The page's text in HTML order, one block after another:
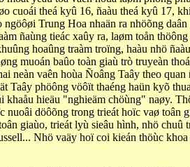
theá kyû 16, ñaàu theá kyû 17,
Trung Hoa nhaän ra nhöõng
ñaùng tieác xaûy ra, laøm toån
hoaûng traàm troïng, haàu nhö
muoán baûo toàn giaù trò truyeàn
vaên hoùa Ñoâng Taây theo
phöông vöôït thaéng haün kyõ
hieäu "nghieäm chöùng" naøy.
döôõng trong trieát hoïc vaø toân
giaùo, trieát lyù sieâu hình, nhö chuû
Nhö vaäy hoï coi kieán thöùc